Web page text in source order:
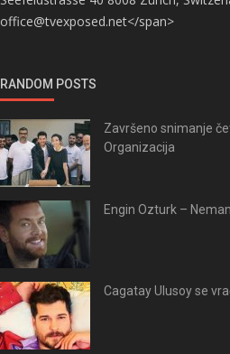
office@tvexposed.net</span>
RANDOM POSTS
Završeno snimanje
Organizacija
Engin Ozturk –
Cagatay Ulusoy se